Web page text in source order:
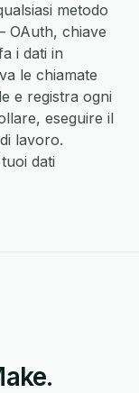
metodo
OAuth, chiave
i dati in
le chiamate
e registra ogni
eseguire il
lavoro.
dati